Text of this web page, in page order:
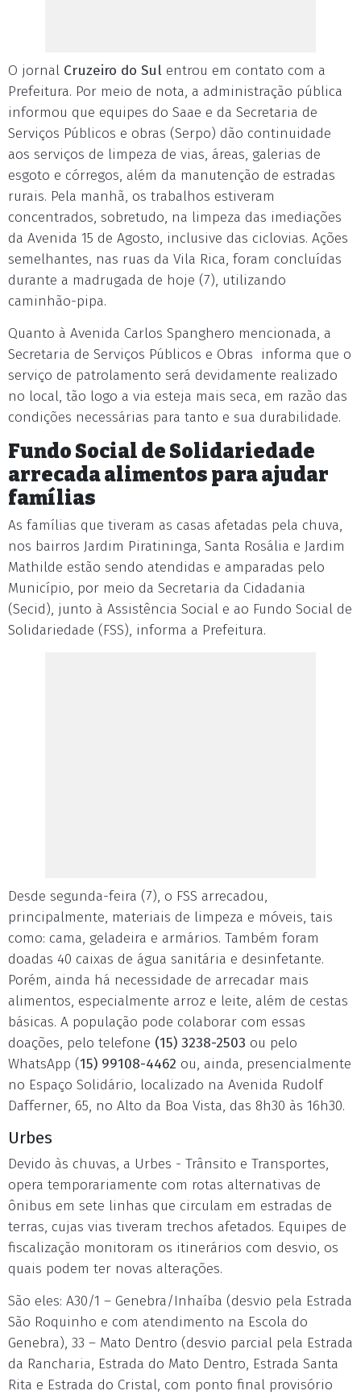
O jornal Cruzeiro do Sul entrou em contato com a
Prefeitura. Por meio de nota, a administração pública
informou que equipes do Saae e da Secretaria de
Serviços Públicos e obras (Serpo) dão continuidade
aos serviços de limpeza de vias, áreas, galerias de
esgoto e córregos, além da manutenção de estradas
rurais. Pela manhã, os trabalhos estiveram
concentrados, sobretudo, na limpeza das imediações
da Avenida 15 de Agosto, inclusive das ciclovias. Ações
semelhantes, nas ruas da Vila Rica, foram concluídas
durante a madrugada de hoje (7), utilizando
caminhão-pipa.
Quanto à Avenida Carlos Spanghero mencionada, a
Secretaria de Serviços Públicos e Obras informa que o
serviço de patrolamento será devidamente realizado
no local, tão logo a via esteja mais seca, em razão das
condições necessárias para tanto e sua durabilidade.
Fundo Social de Solidariedade
arrecada alimentos para ajudar
famílias
As famílias que tiveram as casas afetadas pela chuva,
nos bairros Jardim Piratininga, Santa Rosália e Jardim
Mathilde estão sendo atendidas e amparadas pelo
Município, por meio da Secretaria da Cidadania
(Secid), junto à Assistência Social e ao Fundo Social de
Solidariedade (FSS), informa a Prefeitura.
Desde segunda-feira (7), o FSS arrecadou,
principalmente, materiais de limpeza e móveis, tais
como: cama, geladeira e armários. Também foram
doadas 40 caixas de água sanitária e desinfetante.
Porém, ainda há necessidade de arrecadar mais
alimentos, especialmente arroz e leite, além de cestas
básicas. A população pode colaborar com essas
doações, pelo telefone (15) 3238-2503 ou pelo
WhatsApp (15) 99108-4462 ou, ainda, presencialmente
no Espaço Solidário, localizado na Avenida Rudolf
Dafferner, 65, no Alto da Boa Vista, das 8h30 às 16h30.
Urbes
Devido às chuvas, a Urbes - Trânsito e Transportes,
opera temporariamente com rotas alternativas de
ônibus em sete linhas que circulam em estradas de
terras, cujas vias tiveram trechos afetados. Equipes de
fiscalização monitoram os itinerários com desvio, os
quais podem ter novas alterações.
São eles: A30/1 – Genebra/Inhaíba (desvio pela Estrada
São Roquinho e com atendimento na Escola do
Genebra), 33 – Mato Dentro (desvio parcial pela Estrada
da Rancharia, Estrada do Mato Dentro, Estrada Santa
Rita e Estrada do Cristal, com ponto final provisório